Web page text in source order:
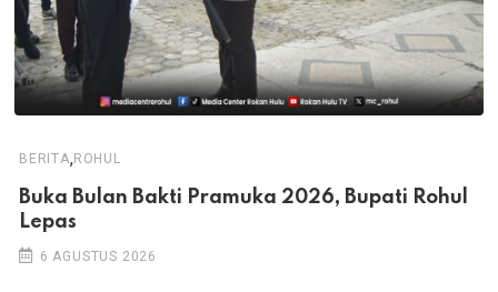
BERITA,ROHUL
Buka Bulan Bakti Pramuka 2026, Bupati Rohul
Lepas
6 AGUSTUS 2026